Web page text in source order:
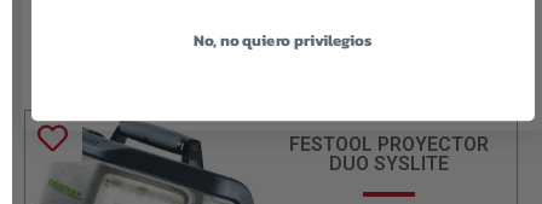
una precisión y facilidad sin igual.
FESTOOL PROYECTOR
DUO SYSLITE
No, no quiero privilegios